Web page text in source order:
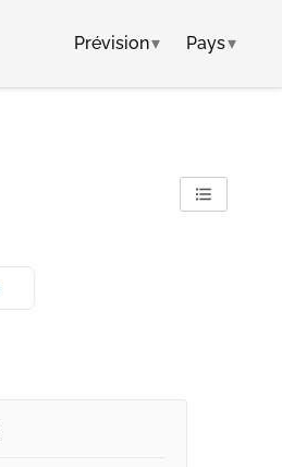
Prévision▾ Pays▾